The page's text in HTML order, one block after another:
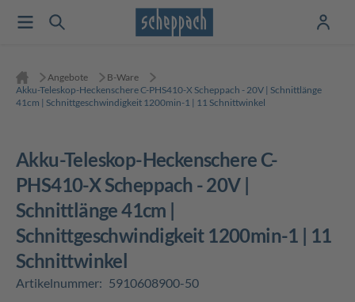
Angebote
B-Ware
Akku-Teleskop-Heckenschere C-PHS410-X Scheppach - 20V | Schnittlänge
41cm | Schnittgeschwindigkeit 1200min-1 | 11 Schnittwinkel
Akku-Teleskop-Heckenschere C-
PHS410-X Scheppach - 20V |
Schnittlänge 41cm |
Schnittgeschwindigkeit 1200min-1 | 11
Schnittwinkel
Artikelnummer: 5910608900-50